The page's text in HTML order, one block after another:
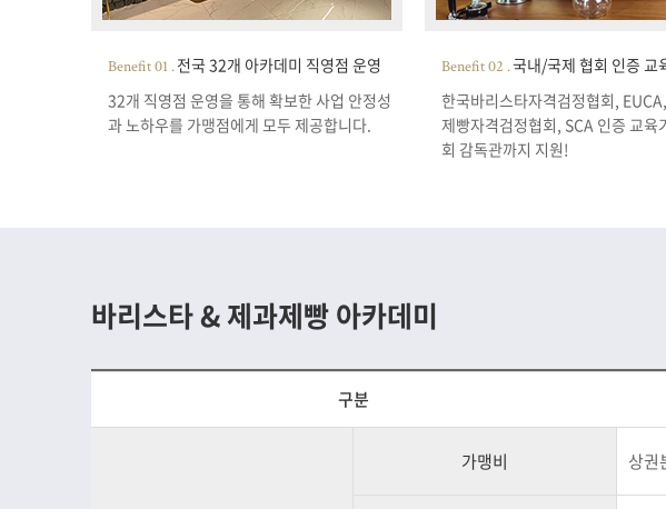
창업 컨설팅 후기
채
Benefit 01 .전국 32개 아카데미 직영점 운영
32개 직영점 운영을 통해 확보한 사업 안정성
과 노하우를 가맹점에게 모두 제공합니다.
Benefit 02 .국내/국제 협회 인증 교
한국바리스타자격검정협회,
제빵자격검정협회, SCA 인증 교육
회 감독관까지 지원!
바리스타 & 제과제빵 아카데미
구분
가맹비 상권